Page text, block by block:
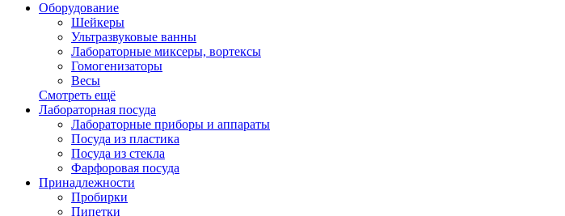
Оборудование
Шейкеры
Ультразвуковые ванны
Лабораторные миксеры, вортексы
Гомогенизаторы
Весы
Смотреть ещё
Лабораторная посуда
Лабораторные приборы и аппараты
Посуда из пластика
Посуда из стекла
Фарфоровая посуда
Принадлежности
Пробирки
Пипетки